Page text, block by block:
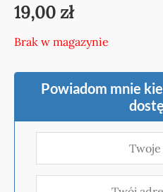
19,00 zł
Brak w magazynie
Powiadom mnie